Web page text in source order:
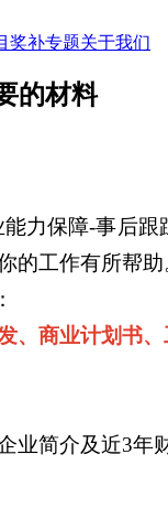
奖补专题关于我们
的材料
力保障-事后
的工作有所帮助
、商业计划书
简介及近3年